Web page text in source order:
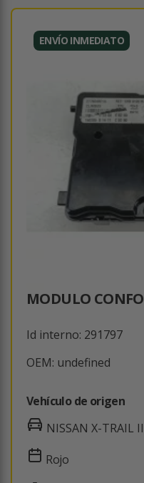
ENVÍO INMEDIATO
MODULO
Id interno: 291797
OEM: undefined
Vehículo de origen
NISSAN X-TRAIL
Rojo